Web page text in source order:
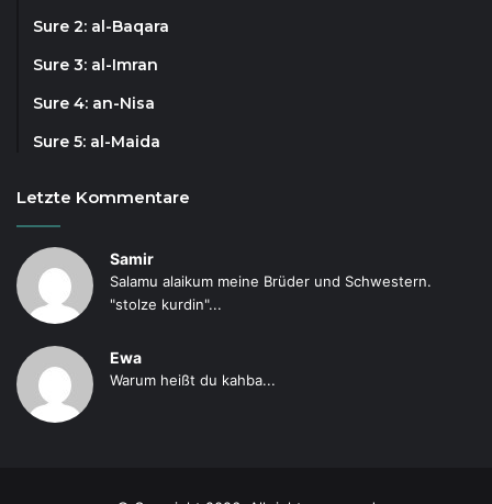
Sure 2: al-Baqara
Sure 3: al-Imran
Sure 4: an-Nisa
Sure 5: al-Maida
Letzte Kommentare
Samir
Salamu alaikum meine Brüder und Schwestern.
"stolze kurdin"...
Ewa
Warum heißt du kahba...